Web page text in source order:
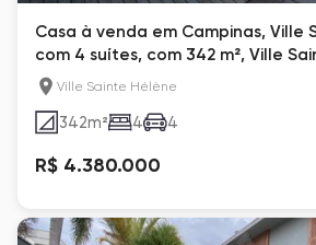
Casa à venda em Campinas, Ville
com 4 suítes, com 342 m², Ville
Ville Sainte Hélène
342m² 4 4
R$ 4.380.000